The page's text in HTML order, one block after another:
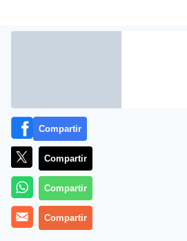
Más información
Compartir
Compartir
Compartir
Compartir